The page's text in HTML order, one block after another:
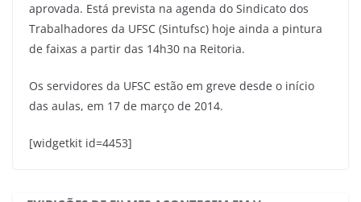
aprovada. Está prevista na agenda do Sindicato dos
Trabalhadores da UFSC (Sintufsc) hoje ainda a pintura
de faixas a partir das 14h30 na Reitoria.
Os servidores da UFSC estão em greve desde o início
das aulas, em 17 de março de 2014.
[widgetkit id=4453]